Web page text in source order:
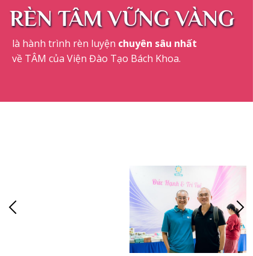
RÈN TÂM VỮNG VÀNG
là hành trình rèn luyện chuyên sâu nhất
về TÂM của Viện Đào Tạo Bách Khoa.